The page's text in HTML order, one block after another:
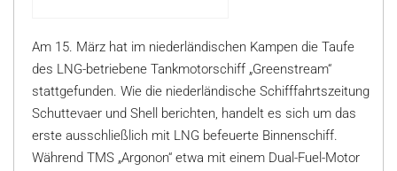
Am 15. März hat im niederländischen Kampen die Taufe
des LNG-betriebene Tankmotorschiff „Greenstream“
stattgefunden. Wie die niederländische Schifffahrtszeitung
Schuttevaer und Shell berichten, handelt es sich um das
erste ausschließlich mit LNG befeuerte Binnenschiff.
Während TMS „Argonon“ etwa mit einem Dual-Fuel-Motor